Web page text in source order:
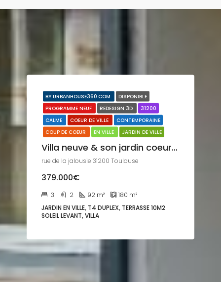
BY URBANHOUSE360.COM
DISPONIBLE
PROGRAMME NEUF
REDESIGN 3D
31200
CALME
COEUR DE VILLE
CONTEMPORAINE
COUP DE COEUR
EN VILLE JARDIN DE VILLE
Villa neuve & son jardin coeur 31200
rue de la jalousie 31200 Toulouse
379.000€
3 2 92 m² 180 m²
JARDIN EN VILLE, T4 DUPLEX, TERRASSE 10M2
SOLEIL LEVANT, VILLA